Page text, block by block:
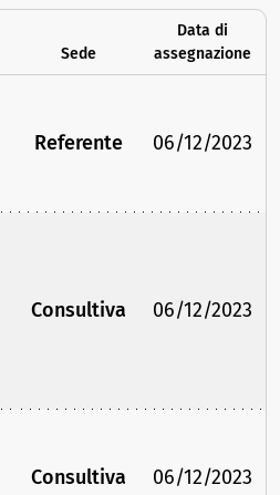
Sede
Data di
assegnazione
Referente 06/12/2023
Consultiva 06/12/2023
Consultiva 06/12/2023